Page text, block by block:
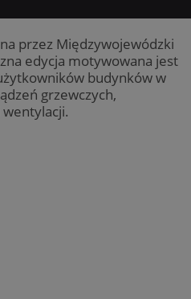
przez Międzywojewódzki
edycja motywowana jest
budynków w
grzewczych,